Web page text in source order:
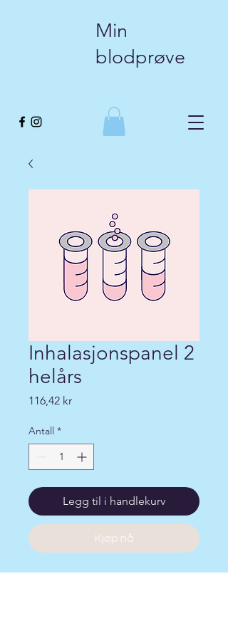
Min
blodprøve
Inhalasjonspanel 2
helårs
116,42 krPris
Antall *
Legg til i handlekurv
Kjøp nå